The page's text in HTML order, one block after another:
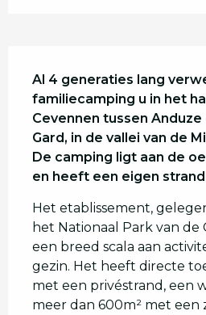
Beschrijving
Al 4 generaties lang
familiecamping u in het
Cevennen tussen Anduze
Gard, in de vallei van de
De camping ligt aan de
en heeft een eigen
Het etablissement,
het Nationaal Park van de
een breed scala aan
gezin. Het heeft directe
met een privéstrand, een
meer dan 600m² met een